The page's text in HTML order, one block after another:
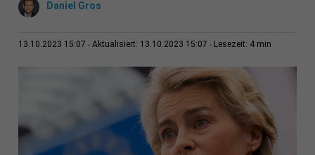
Daniel Gros
13.10.2023 15:07 Aktualisiert: 13.10.2023 15:07 Lesezeit: 4 min